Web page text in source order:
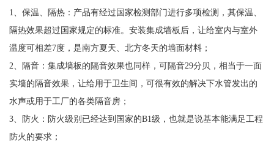
1、保温、隔热：产品有经过国家检测部门进行多项检测，其保温、
隔热效果超过国家规定的标准。安装集成墙板后，让给室内与室外
温度可相差7度，是南方夏天、北方冬天的墙面材料；
2、隔音：集成墙板的隔音效果也同样，可隔音29分贝，相当于一面
实墙的隔音效果，让给用于卫生间，可很有效的解决下水管发出的
水声或用于工厂的各类隔音房；
3、防火：防火级别已经达到国家的B1级，也就是说基本能满足工程
防火的要求；